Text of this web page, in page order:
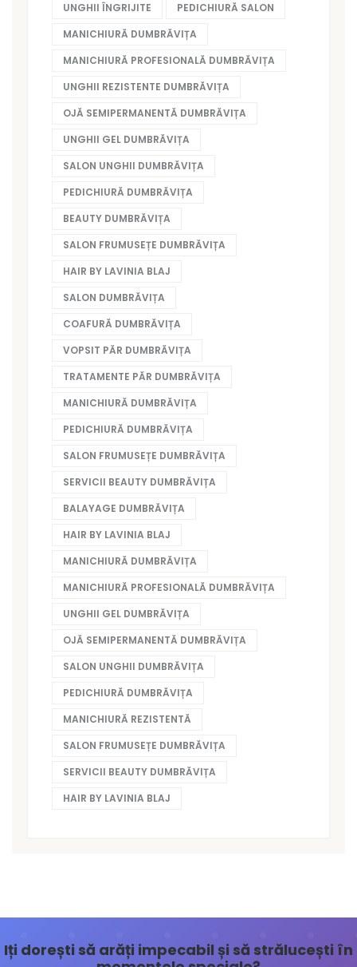
UNGHII ÎNGRIJITE
PEDICHIURĂ SALON
MANICHIURĂ DUMBRĂVIȚA
MANICHIURĂ PROFESIONALĂ DUMBRĂVIȚA
UNGHII REZISTENTE DUMBRĂVIȚA
OJĂ SEMIPERMANENTĂ DUMBRĂVIȚA
UNGHII GEL DUMBRĂVIȚA
SALON UNGHII DUMBRĂVIȚA
PEDICHIURĂ DUMBRĂVIȚA
BEAUTY DUMBRĂVIȚA
SALON FRUMUSEȚE DUMBRĂVIȚA
HAIR BY LAVINIA BLAJ
SALON DUMBRĂVIȚA
COAFURĂ DUMBRĂVIȚA
VOPSIT PĂR DUMBRĂVIȚA
TRATAMENTE PĂR DUMBRĂVIȚA
MANICHIURĂ DUMBRĂVIȚA
PEDICHIURĂ DUMBRĂVIȚA
SALON FRUMUSEȚE DUMBRĂVIȚA
SERVICII BEAUTY DUMBRĂVIȚA
BALAYAGE DUMBRĂVIȚA
HAIR BY LAVINIA BLAJ
MANICHIURĂ DUMBRĂVIȚA
MANICHIURĂ PROFESIONALĂ DUMBRĂVIȚA
UNGHII GEL DUMBRĂVIȚA
OJĂ SEMIPERMANENTĂ DUMBRĂVIȚA
SALON UNGHII DUMBRĂVIȚA
PEDICHIURĂ DUMBRĂVIȚA
MANICHIURĂ REZISTENTĂ
SALON FRUMUSEȚE DUMBRĂVIȚA
SERVICII BEAUTY DUMBRĂVIȚA
HAIR BY LAVINIA BLAJ
Iți dorești să arăți impecabil și să strălucești în